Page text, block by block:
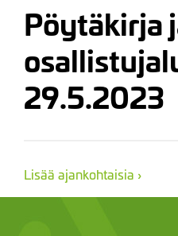
Pöytäkirja
29.5.2023
Lisää ajankohtaisia ›